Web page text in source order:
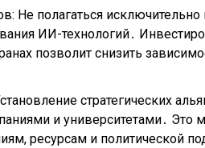
Не полагаться
ИИ-технологий․
позволит снизить
стратегических
и университетами․ Это
ресурсам и политической